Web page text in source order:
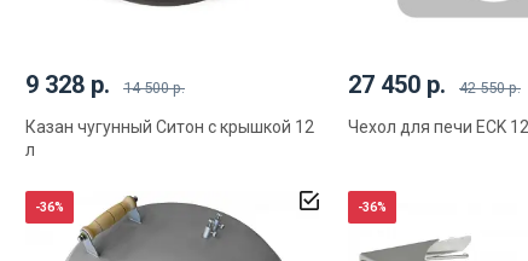
9 328 р. 14 500 р.
Казан чугунный Ситон с крышкой 12
л
27 450 р. 42 550 р.
Чехол для печи ECK
-36% -36%